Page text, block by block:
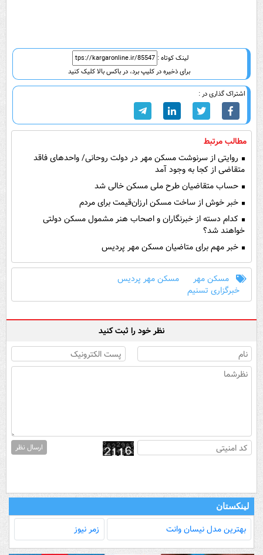
لینک کوتاه :
برای ذخیره در کلیپ برد، در باکس بالا کلیک کنید
اشتراک گذاری در :
مطالب مرتبط
روایتی از سرنوشت مسکن مهر در دولت روحانی/ واحد‌های فاقد
متقاضی از کجا به وجود آمد
حساب متقاضیان طرح ملی مسکن خالی شد
خبر خوش از ساخت مسکن ارزان‌قیمت برای مردم
کدام دسته از خبرنگاران و اصحاب هنر مشمول مسکن دولتی
خواهند شد؟
خبر مهم برای متاضیان مسکن مهر پردیس
مسکن مهر
مسکن مهر پردیس
خبرگزاری تسنیم
نظر خود را ثبت کنید
ارسال نظر
لینکستان
بهترین مدل‌ نیسان وانت زمر نیوز